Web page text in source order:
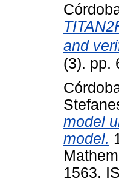
and
(3). pp.
model
model.
1563.